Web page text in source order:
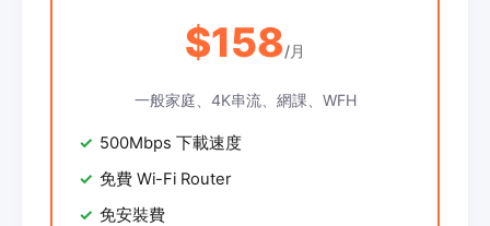
$158/月
一般家庭、4K串流、網課、WFH
500Mbps 下載速度
免費 Wi-Fi Router
免安裝費